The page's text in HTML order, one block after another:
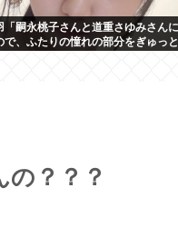
「嗣永桃子さんと道重さゆみさん
で、ふたりの憧れの部分をぎゅっ
？？？